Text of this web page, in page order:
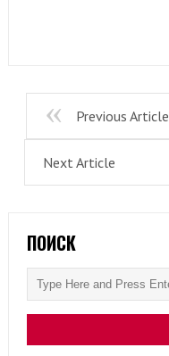
Previous Article
Next Article
ПОИСК